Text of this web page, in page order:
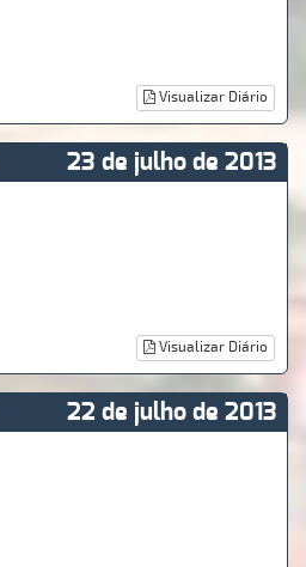
Visualizar Diário
23 de julho de 2013
Visualizar Diário
22 de julho de 2013